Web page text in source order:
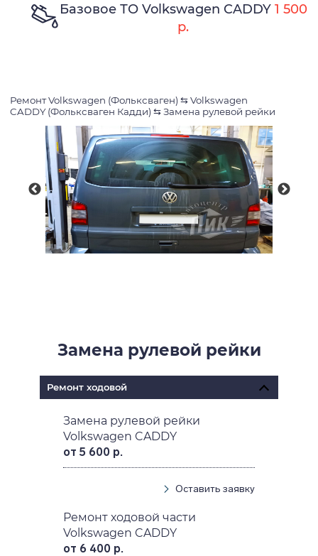
Базовое ТО Volkswagen CADDY 1 500
р.
Ремонт Volkswagen (Фольксваген) ⇆ Volkswagen
CADDY (Фольксваген Кадди) ⇆ Замена рулевой рейки
Замена рулевой рейки
Ремонт ходовой
Замена рулевой рейки
Volkswagen CADDY
от 5 600 р.
Оставить заявку
Ремонт ходовой части
Volkswagen CADDY
от 6 400 р.